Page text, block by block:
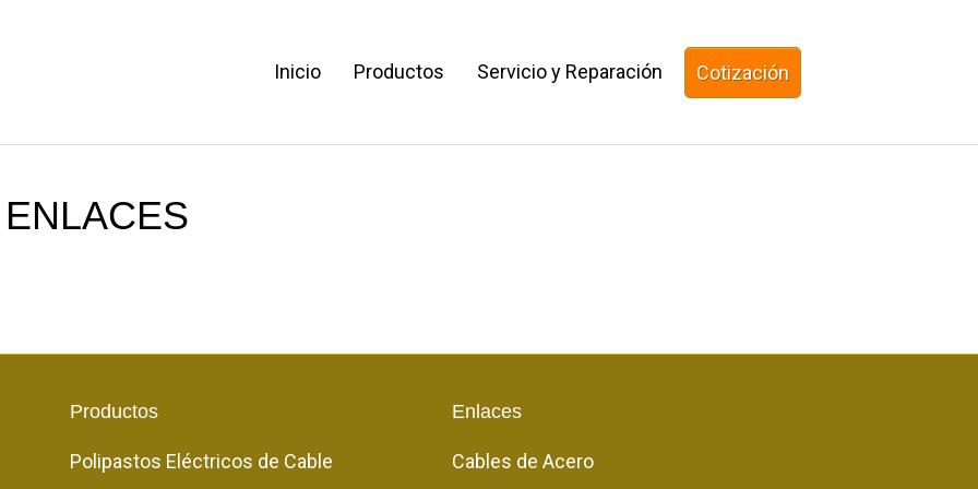
Inicio Productos Servicio y Reparación Cotización
Productos
Polipastos Eléctricos de Cable
Enlaces
Cables de Acero